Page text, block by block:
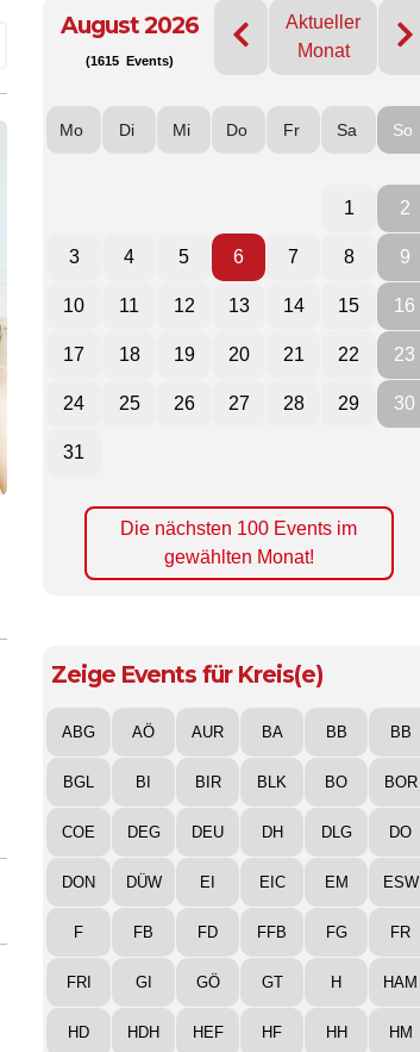
August 2026
(1615 Events)
Aktueller
Monat
Mo Di Mi Do Fr Sa So
1 2
3 4 5 6 7 8 9
10 11 12 13 14 15 16
17 18 19 20 21 22 23
24 25 26 27 28 29 30
31
Die nächsten 100 Events im
gewählten Monat!
Zeige Events für Kreis(e)
ABG AÖ AUR BA BB BB
BGL BI BIR BLK BO BOR
COE DEG DEU DH DLG DO
DON DÜW EI EIC EM ESW
F FB FD FFB FG FR
FRI GI GÖ GT H HAM
HD HDH HEF HF HH HM